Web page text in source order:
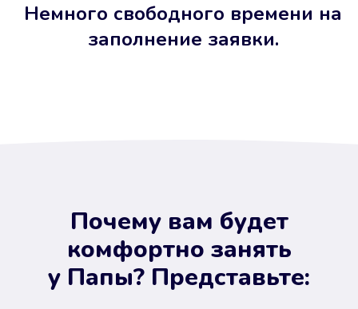
Немного свободного времени на
заполнение заявки.
Почему вам будет
комфортно занять
у Папы? Представьте: